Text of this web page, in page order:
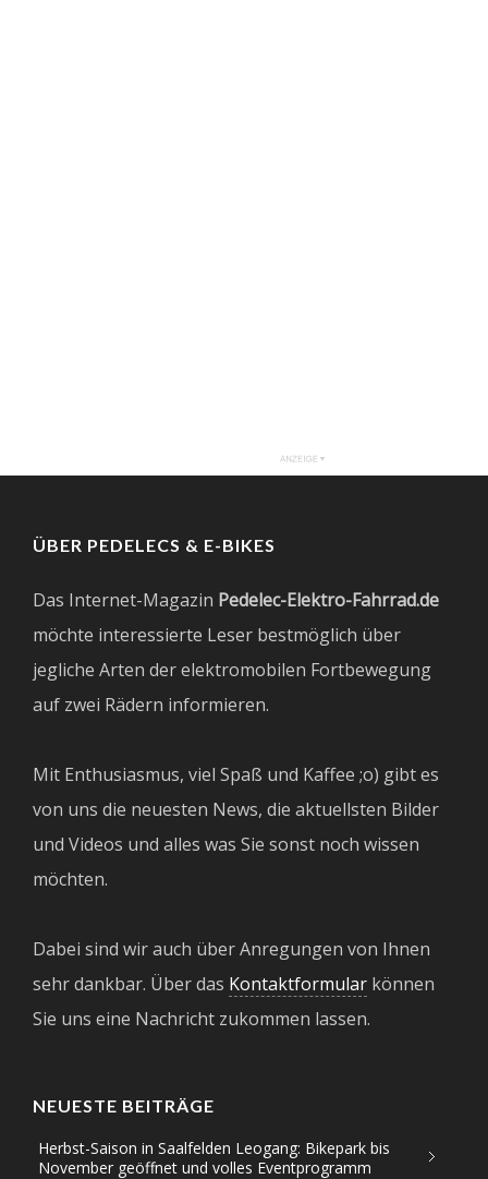
ÜBER PEDELECS & E-BIKES
Das Internet-Magazin Pedelec-Elektro-Fahrrad.de
möchte interessierte Leser bestmöglich über
jegliche Arten der elektromobilen Fortbewegung
auf zwei Rädern informieren.
Mit Enthusiasmus, viel Spaß und Kaffee ;o) gibt es
von uns die neuesten News, die aktuellsten Bilder
und Videos und alles was Sie sonst noch wissen
möchten.
Dabei sind wir auch über Anregungen von Ihnen
sehr dankbar. Über das Kontaktformular können
Sie uns eine Nachricht zukommen lassen.
NEUESTE BEITRÄGE
Herbst-Saison in Saalfelden Leogang: Bikepark bis
November geöffnet und volles Eventprogramm